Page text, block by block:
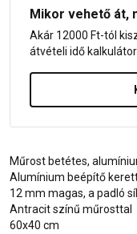
Mikor vehető át,
Akár 12000 Ft-tól
átvételi idő
Műrost betétes,
Alumínium beépítő
12 mm magas, a padló
Antracit színű műrosttal
60x40 cm